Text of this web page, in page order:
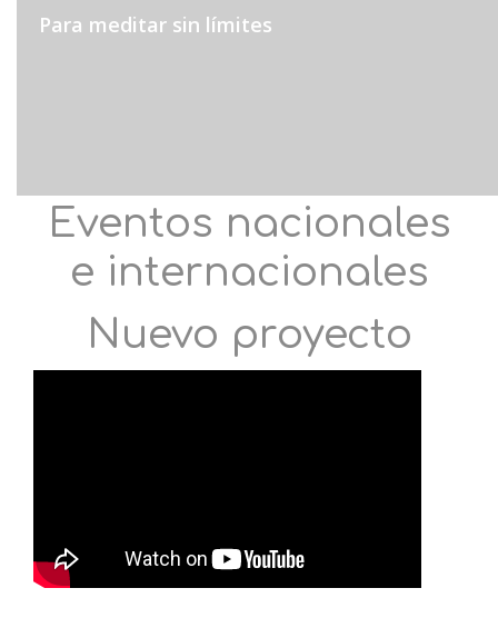
Para meditar sin límites
Eventos nacionales
e internacionales
Nuevo proyecto